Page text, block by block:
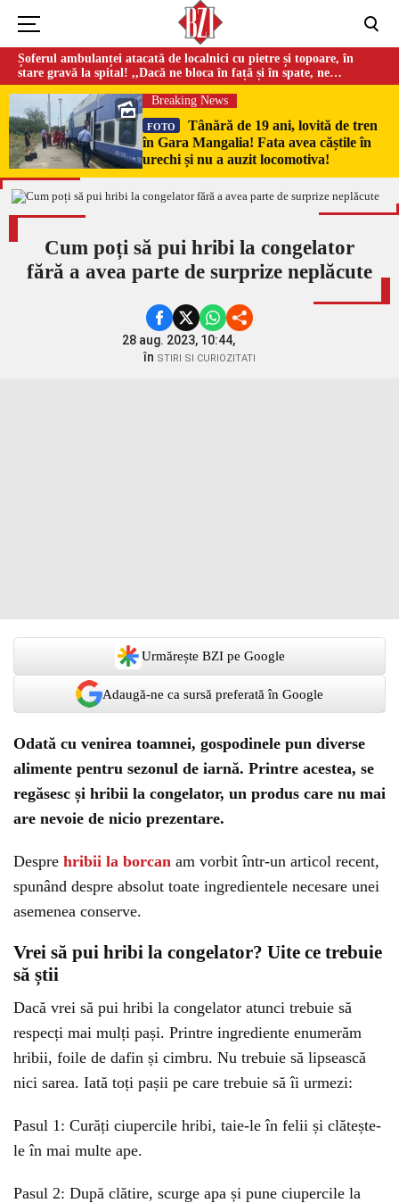
Șoferul ambulanței atacată de localnici cu pietre și topoare, în
stare gravă la spital! ,,Dacă ne bloca în față și în spate, ne
omorau…”
Breaking News
FOTO
Tânără de 19 ani, lovită de tren
în Gara Mangalia! Fata avea căștile în
urechi și nu a auzit locomotiva!
Cum poți să pui hribi la congelator
fără a avea parte de surprize neplăcute
28 aug. 2023, 10:44,
în STIRI SI CURIOZITATI
Urmărește BZI pe Google
Adaugă-ne ca sursă preferată în Google
Odată cu venirea toamnei, gospodinele pun diverse
alimente pentru sezonul de iarnă. Printre acestea, se
regăsesc și hribii la congelator, un produs care nu mai
are nevoie de nicio prezentare.
Despre hribii la borcan am vorbit într-un articol recent,
spunând despre absolut toate ingredientele necesare unei
asemenea conserve.
Vrei să pui hribi la congelator? Uite ce trebuie
să știi
Dacă vrei să pui hribi la congelator atunci trebuie să
respecți mai mulți pași. Printre ingrediente enumerăm
hribii, foile de dafin și cimbru. Nu trebuie să lipsească
nici sarea. Iată toți pașii pe care trebuie să îi urmezi:
Pasul 1: Curăți ciupercile hribi, taie-le în felii și clătește-
le în mai multe ape.
Pasul 2: După clătire, scurge apa și pune ciupercile la